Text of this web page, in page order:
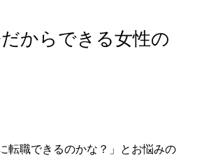
からできる女性の
転職できるのかな？」とお悩みの